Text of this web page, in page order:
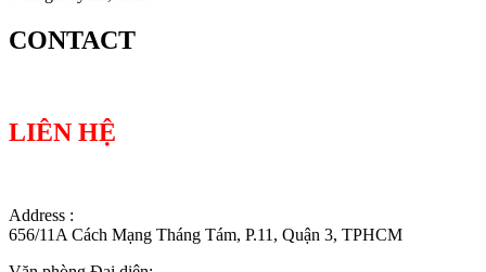
CONTACT
LIÊN HỆ
Address :
656/11A Cách Mạng Tháng Tám, P.11, Quận 3, TPHCM